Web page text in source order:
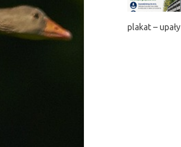
plakat – upały